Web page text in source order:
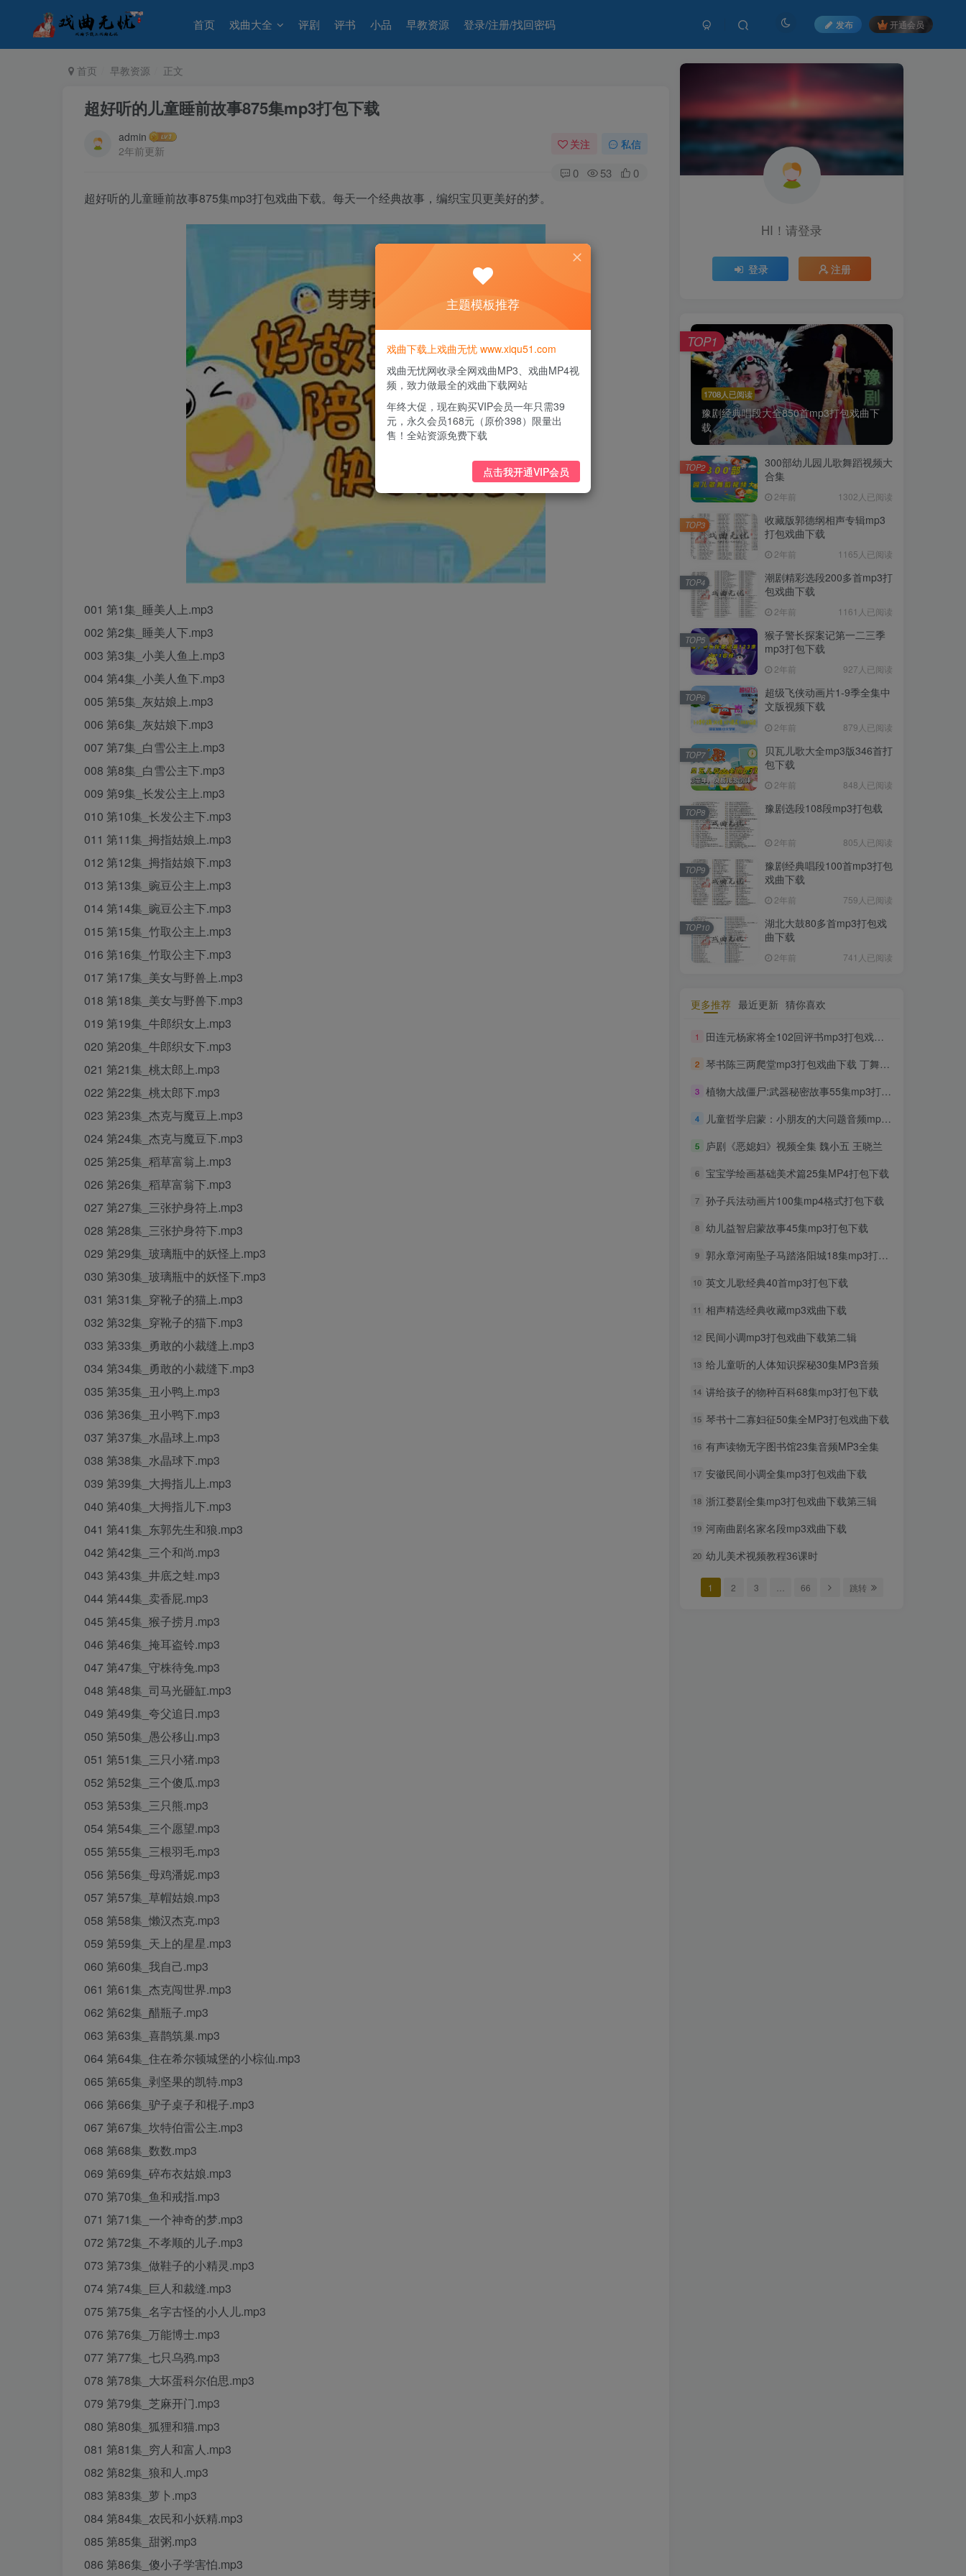
首页 戏曲大全 评剧 评书 小品 早教资源 登录/注册/找回密码 发布 开通会员
首页 早教资源 正文
超好听的儿童睡前故事875集mp3打包下载
admin
2年前更新
关注 私信
0 53 0
超好听的儿童睡前故事875集mp3打包戏曲下载。每天一个经典故事，编织宝贝更美好的梦。
001 第1集_睡美人上.mp3
002 第2集_睡美人下.mp3
003 第3集_小美人鱼上.mp3
004 第4集_小美人鱼下.mp3
005 第5集_灰姑娘上.mp3
006 第6集_灰姑娘下.mp3
007 第7集_白雪公主上.mp3
008 第8集_白雪公主下.mp3
009 第9集_长发公主上.mp3
010 第10集_长发公主下.mp3
011 第11集_拇指姑娘上.mp3
012 第12集_拇指姑娘下.mp3
013 第13集_豌豆公主上.mp3
014 第14集_豌豆公主下.mp3
015 第15集_竹取公主上.mp3
016 第16集_竹取公主下.mp3
017 第17集_美女与野兽上.mp3
018 第18集_美女与野兽下.mp3
019 第19集_牛郎织女上.mp3
020 第20集_牛郎织女下.mp3
021 第21集_桃太郎上.mp3
022 第22集_桃太郎下.mp3
023 第23集_杰克与魔豆上.mp3
024 第24集_杰克与魔豆下.mp3
025 第25集_稻草富翁上.mp3
026 第26集_稻草富翁下.mp3
027 第27集_三张护身符上.mp3
028 第28集_三张护身符下.mp3
029 第29集_玻璃瓶中的妖怪上.mp3
030 第30集_玻璃瓶中的妖怪下.mp3
031 第31集_穿靴子的猫上.mp3
032 第32集_穿靴子的猫下.mp3
033 第33集_勇敢的小裁缝上.mp3
034 第34集_勇敢的小裁缝下.mp3
035 第35集_丑小鸭上.mp3
036 第36集_丑小鸭下.mp3
037 第37集_水晶球上.mp3
038 第38集_水晶球下.mp3
039 第39集_大拇指儿上.mp3
040 第40集_大拇指儿下.mp3
041 第41集_东郭先生和狼.mp3
042 第42集_三个和尚.mp3
043 第43集_井底之蛙.mp3
044 第44集_卖香屁.mp3
045 第45集_猴子捞月.mp3
046 第46集_掩耳盗铃.mp3
047 第47集_守株待兔.mp3
048 第48集_司马光砸缸.mp3
049 第49集_夸父追日.mp3
050 第50集_愚公移山.mp3
051 第51集_三只小猪.mp3
052 第52集_三个傻瓜.mp3
053 第53集_三只熊.mp3
054 第54集_三个愿望.mp3
055 第55集_三根羽毛.mp3
056 第56集_母鸡潘妮.mp3
057 第57集_草帽姑娘.mp3
058 第58集_懒汉杰克.mp3
059 第59集_天上的星星.mp3
060 第60集_我自己.mp3
061 第61集_杰克闯世界.mp3
062 第62集_醋瓶子.mp3
063 第63集_喜鹊筑巢.mp3
064 第64集_住在希尔顿城堡的小棕仙.mp3
065 第65集_剥坚果的凯特.mp3
066 第66集_驴子桌子和棍子.mp3
067 第67集_坎特伯雷公主.mp3
068 第68集_数数.mp3
069 第69集_碎布衣姑娘.mp3
070 第70集_鱼和戒指.mp3
071 第71集_一个神奇的梦.mp3
072 第72集_不孝顺的儿子.mp3
073 第73集_做鞋子的小精灵.mp3
074 第74集_巨人和裁缝.mp3
075 第75集_名字古怪的小人儿.mp3
076 第76集_万能博士.mp3
077 第77集_七只乌鸦.mp3
078 第78集_大坏蛋科尔伯思.mp3
079 第79集_芝麻开门.mp3
080 第80集_狐狸和猫.mp3
081 第81集_穷人和富人.mp3
082 第82集_狼和人.mp3
083 第83集_萝卜.mp3
084 第84集_农民和小妖精.mp3
085 第85集_甜粥.mp3
086 第86集_傻小子学害怕.mp3
HI！请登录
登录 注册
1708人已阅读
豫剧经典唱段大全850首mp3打包戏曲下
载
TOP1
300部幼儿园儿歌舞蹈视频大
合集
2年前 1302人已阅读
TOP2
收藏版郭德纲相声专辑mp3
打包戏曲下载
2年前 1165人已阅读
TOP3
潮剧精彩选段200多首mp3打
包戏曲下载
2年前 1161人已阅读
TOP4
猴子警长探案记第一二三季
mp3打包下载
2年前 927人已阅读
TOP5
超级飞侠动画片1-9季全集中
文版视频下载
2年前 879人已阅读
TOP6
贝瓦儿歌大全mp3版346首打
包下载
2年前 848人已阅读
TOP7
豫剧选段108段mp3打包载
2年前 805人已阅读
TOP8
豫剧经典唱段100首mp3打包
戏曲下载
2年前 759人已阅读
TOP9
湖北大鼓80多首mp3打包戏
曲下载
2年前 741人已阅读
TOP10
更多推荐 最近更新 猜你喜欢
1 田连元杨家将全102回评书mp3打包戏曲下载
2 琴书陈三两爬堂mp3打包戏曲下载 丁舞王 道兰
3 植物大战僵尸:武器秘密故事55集mp3打包下载
4 儿童哲学启蒙：小朋友的大问题音频mp3全50集
5 庐剧《恶媳妇》视频全集 魏小五 王晓兰
6 宝宝学绘画基础美术篇25集MP4打包下载
7 孙子兵法动画片100集mp4格式打包下载
8 幼儿益智启蒙故事45集mp3打包下载
9 郭永章河南坠子马踏洛阳城18集mp3打包戏曲下载
10 英文儿歌经典40首mp3打包下载
11 相声精选经典收藏mp3戏曲下载
12 民间小调mp3打包戏曲下载第二辑
13 给儿童听的人体知识探秘30集MP3音频
14 讲给孩子的物种百科68集mp3打包下载
15 琴书十二寡妇征50集全MP3打包戏曲下载
16 有声读物无字图书馆23集音频MP3全集
17 安徽民间小调全集mp3打包戏曲下载
18 浙江婺剧全集mp3打包戏曲下载第三辑
19 河南曲剧名家名段mp3戏曲下载
20 幼儿美术视频教程36课时
1 2 3 66 跳转
主题模板推荐
戏曲下载上戏曲无忧 www.xiqu51.com
戏曲无忧网收录全网戏曲MP3、戏曲MP4视
频，致力做最全的戏曲下载网站
年终大促，现在购买VIP会员一年只需39
元，永久会员168元（原价398）限量出
售！全站资源免费下载
点击我开通VIP会员